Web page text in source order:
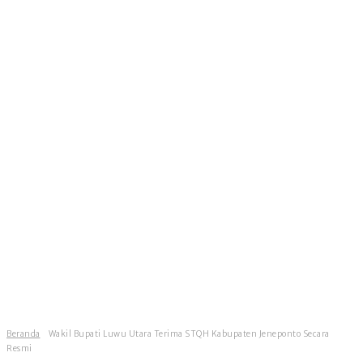
Beranda
Wakil Bupati Luwu Utara Terima STQH Kabupaten Jeneponto Secara
Resmi